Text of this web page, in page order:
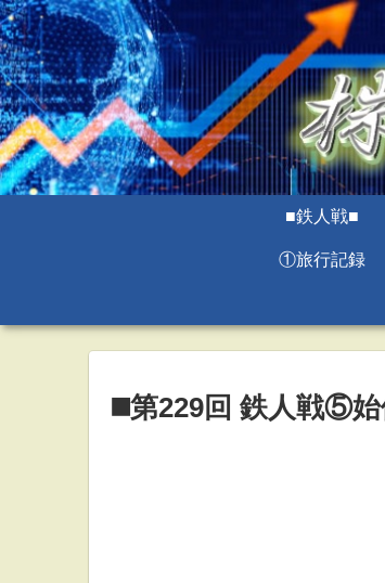
■鉄人戦■
①旅行記録
◼️第229回 鉄人戦⑤始